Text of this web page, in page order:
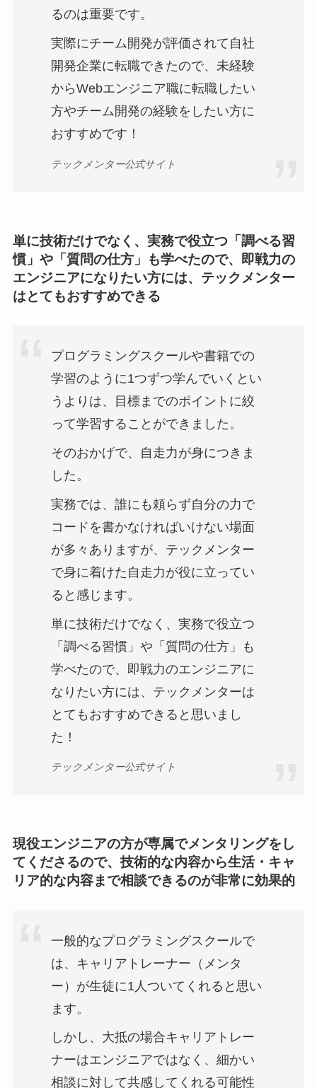
るのは重要です。
実際にチーム開発が評価されて自社
開発企業に転職できたので、未経験
からWebエンジニア職に転職したい
方やチーム開発の経験をしたい方に
おすすめです！
テックメンター公式サイト
単に技術だけでなく、実務で役立つ「調べる習
慣」や「質問の仕方」も学べたので、即戦力の
エンジニアになりたい方には、テックメンター
はとてもおすすめできる
プログラミングスクールや書籍での
学習のように1つずつ学んでいくとい
うよりは、目標までのポイントに絞
って学習することができました。
そのおかげで、自走力が身につきま
した。
実務では、誰にも頼らず自分の力で
コードを書かなければいけない場面
が多々ありますが、テックメンター
で身に着けた自走力が役に立ってい
ると感じます。
単に技術だけでなく、実務で役立つ
「調べる習慣」や「質問の仕方」も
学べたので、即戦力のエンジニアに
なりたい方には、テックメンターは
とてもおすすめできると思いまし
た！
テックメンター公式サイト
現役エンジニアの方が専属でメンタリングをし
てくださるので、技術的な内容から生活・キャ
リア的な内容まで相談できるのが非常に効果的
一般的なプログラミングスクールで
は、キャリアトレーナー（メンタ
ー）が生徒に1人ついてくれると思い
ます。
しかし、大抵の場合キャリアトレー
ナーはエンジニアではなく、細かい
相談に対して共感してくれる可能性